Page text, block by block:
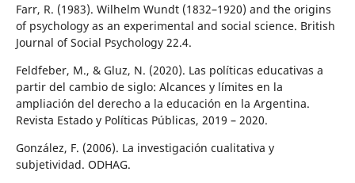
Farr, R. (1983). Wilhelm Wundt (1832–1920) and the origins
of psychology as an experimental and social science. British
Journal of Social Psychology 22.4.
Feldfeber, M., & Gluz, N. (2020). Las políticas educativas a
partir del cambio de siglo: Alcances y límites en la
ampliación del derecho a la educación en la Argentina.
Revista Estado y Políticas Públicas, 2019 – 2020.
González, F. (2006). La investigación cualitativa y
subjetividad. ODHAG.